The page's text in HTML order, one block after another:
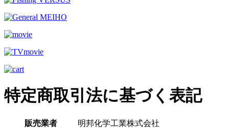
特定商取引法に基づく表記
販売業者
明邦化学工業株式会社